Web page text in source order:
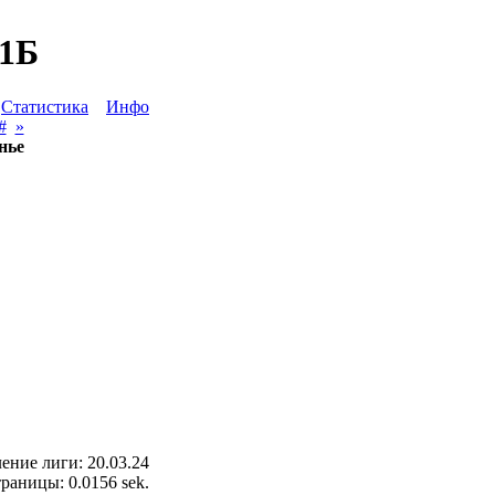
Статистика
Инфо
»
лиги: 20.03.24
0.0156 sek.